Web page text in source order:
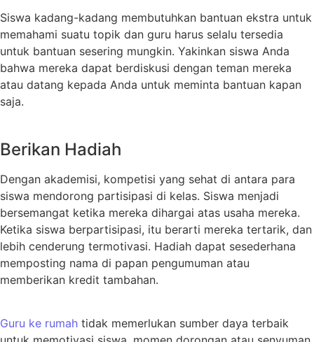
Siswa kadang-kadang membutuhkan bantuan ekstra untuk
memahami suatu topik dan guru harus selalu tersedia
untuk bantuan sesering mungkin. Yakinkan siswa Anda
bahwa mereka dapat berdiskusi dengan teman mereka
atau datang kepada Anda untuk meminta bantuan kapan
saja.
Berikan Hadiah
Dengan akademisi, kompetisi yang sehat di antara para
siswa mendorong partisipasi di kelas. Siswa menjadi
bersemangat ketika mereka dihargai atas usaha mereka.
Ketika siswa berpartisipasi, itu berarti mereka tertarik, dan
lebih cenderung termotivasi. Hadiah dapat sesederhana
memposting nama di papan pengumuman atau
memberikan kredit tambahan.
Guru ke rumah tidak memerlukan sumber daya terbaik